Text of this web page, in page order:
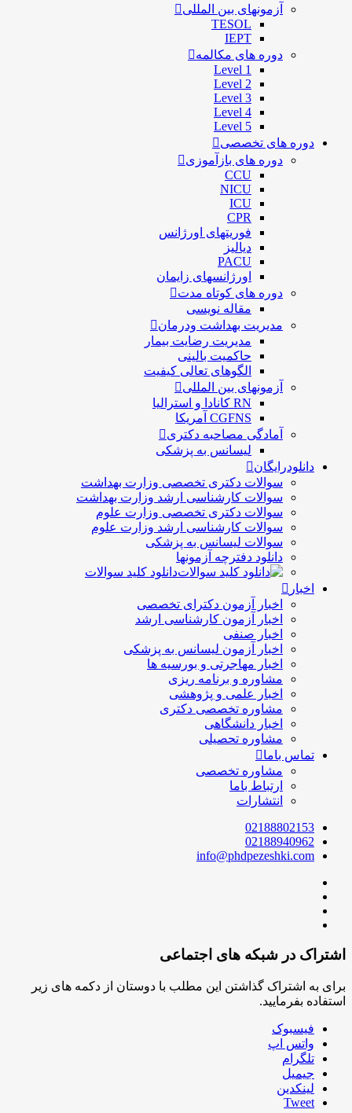
آزمونهای بین المللی
TESOL
IEPT
دوره های مکالمه
Level 1
Level 2
Level 3
Level 4
Level 5
دوره های تخصصی
دوره های بازآموزی
CCU
NICU
ICU
CPR
فوریتهای اورژانس
دیالیز
PACU
اورژانسهای زایمان
دوره های کوتاه مدت
مقاله نویسی
مدیریت بهداشت ودرمان
مديريت رضايت بيمار
حاكميت بالينی
الگوهای تعالی کيفيت
آزمونهای بین المللی
RN کانادا و استرالیا
CGFNS آمریکا
آمادگی مصاحبه دکتری
لیسانس به پزشکی
دانلودرایگان
سوالات دکتری تخصصی وزارت بهداشت
سوالات کارشناسی ارشد وزارت بهداشت
سوالات دکتری تخصصی وزارت علوم
سوالات کارشناسی ارشد وزارت علوم
سوالات لیسانس به پزشکی
دانلود دفترچه آزمونها
دانلود کلید سوالات
اخبار
اخبار آزمون دکترای تخصصی
اخبار آزمون کارشناسی ارشد
اخبار صنفی
اخبار آزمون لیسانس به پزشکی
اخبار مهاجرتی و بورسیه ها
مشاوره و برنامه ریزی
اخبار علمی و پژوهشی
مشاوره تخصصی دکتری
اخبار دانشگاهی
مشاوره تحصیلی
تماس باما
مشاوره تخصصی
ارتباط باما
انتشارات
02188802153
02188940962
info@phdpezeshki.com
اشتراک در شبکه های اجتماعی
برای به اشتراک گذاشتن این مطلب با دوستان از دکمه های زیر
استفاده بفرمایید.
فیسبوک
واتس اپ
تلگرام
جیمیل
لینکدین
Tweet